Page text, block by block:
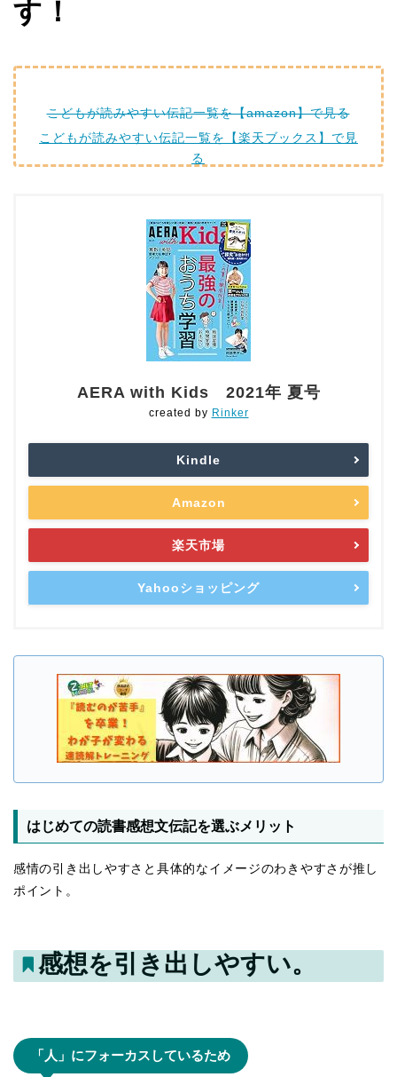
す！
こどもが読みやすい伝記一覧を【amazon】で見る
こどもが読みやすい伝記一覧を【楽天ブックス】で見
る
AERA with Kids 2021年 夏号
created by Rinker
Kindle
Amazon
楽天市場
Yahooショッピング
はじめての読書感想文伝記を選ぶメリット
感情の引き出しやすさと具体的なイメージのわきやすさが推し
ポイント。
感想を引き出しやすい。
「人」にフォーカスしているため